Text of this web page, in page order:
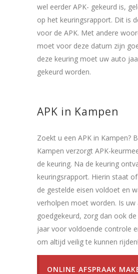
wel eerder APK- gekeurd is,
op het keuringsrapport. Dit is
voor de APK. Met andere
moet voor deze datum zijn
deze keuring moet uw auto
gekeurd worden.
APK in Kampen
Zoekt u een APK in Kampen?
Kampen verzorgt APK-
de keuring. Na de keuring
keuringsrapport. Hierin staat
de gestelde eisen voldoet en
verholpen moet worden. Is uw
goedgekeurd, zorg dan ook
jaar voor voldoende controle
om altijd veilig te kunnen rijden!
ONLINE AFSPRAAK